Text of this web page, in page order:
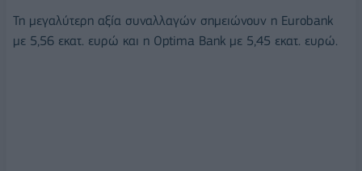
Τη μεγαλύτερη αξία συναλλαγών σημειώνουν η Eurobank
με 5,56 εκατ. ευρώ και η Optima Bank με 5,45 εκατ. ευρώ.